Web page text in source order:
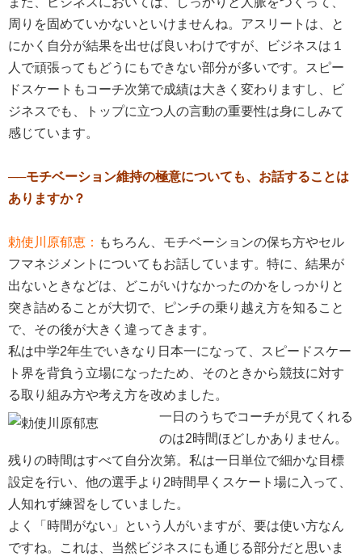
周りを固めていかないといけませんね。アスリートは、と
にかく自分が結果を出せば良いわけですが、ビジネスは１
人で頑張ってもどうにもできない部分が多いです。スピー
ドスケートもコーチ次第で成績は大きく変わりますし、ビ
ジネスでも、トップに立つ人の言動の重要性は身にしみて
感じています。
──モチベーション維持の極意についても、お話することは
ありますか？
勅使川原郁恵： もちろん、モチベーションの保ち方やセル
フマネジメントについてもお話しています。特に、結果が
出ないときなどは、どこがいけなかったのかをしっかりと
突き詰めることが大切で、ピンチの乗り越え方を知ること
で、その後が大きく違ってきます。
私は中学2年生でいきなり日本一になって、スピードスケー
ト界を背負う立場になったため、そのときから競技に対す
る取り組み方や考え方を改めました。
一日のうちでコーチが見てくれる
のは2時間ほどしかありません。
残りの時間はすべて自分次第。私は一日単位で細かな目標
設定を行い、他の選手より2時間早くスケート場に入って、
人知れず練習をしていました。
よく「時間がない」という人がいますが、要は使い方なん
ですね。これは、当然ビジネスにも通じる部分だと思いま